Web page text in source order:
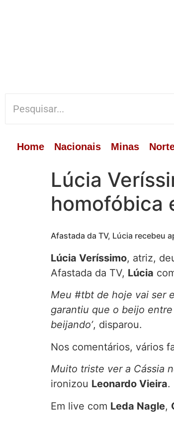
Home Nacionais Minas
Lúcia
homofóbica
Afastada da TV, Lúcia recebeu
Lúcia Veríssimo, atriz,
Afastada da TV, Lúcia
Meu #tbt de hoje vai ser
garantiu que o beijo
beijando’, disparou.
Nos comentários, vários
Muito triste ver a Cássia
ironizou Leonardo Vieira.
Em live com Leda Nagle,